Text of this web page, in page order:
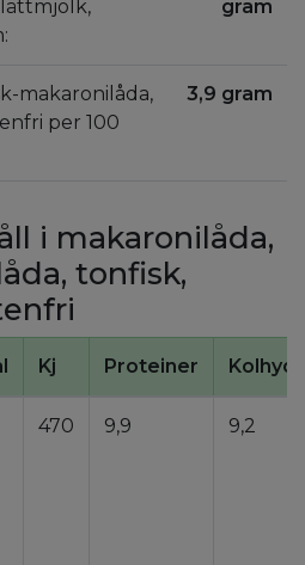
lättmjölk,
gram
makaronilåda,
per 100
3,9 gram
i makaronilåda,
tonfisk,
Kj Proteiner
470 9,9 9,2